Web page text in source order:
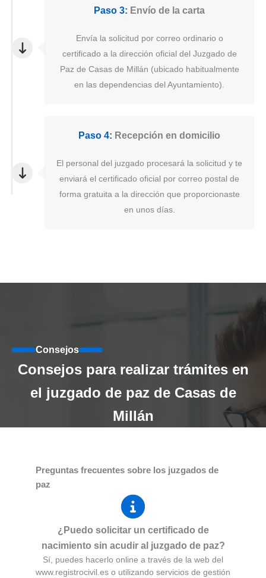
Paso 3: Envío de la carta
Envía la solicitud por correo ordinario o
certificado a la dirección oficial del Juzgado de
Paz de Casas de Millán (ubicado habitualmente
en las dependencias del Ayuntamiento).
Paso 4: Recepción en domicilio
El personal del juzgado procesará la solicitud y te
enviará el certificado oficial por correo postal de
forma gratuita a la dirección que proporcionaste
en unos días.
Consejos
Consejos para realizar trámites en
el juzgado de paz de Casas de
Millán
Preguntas frecuentes sobre los juzgados de
paz
¿Puedo solicitar un certificado de
nacimiento sin acudir al juzgado de paz?
Sí, puedes hacerlo online a través de la web del
www.registrocivil.es o utilizando servicios de gestión